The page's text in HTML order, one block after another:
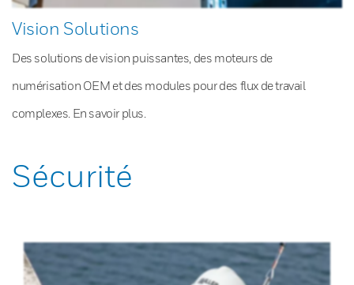
Vision Solutions
Des solutions de vision puissantes, des moteurs de
numérisation OEM et des modules pour des flux de travail
complexes. En savoir plus.
Sécurité